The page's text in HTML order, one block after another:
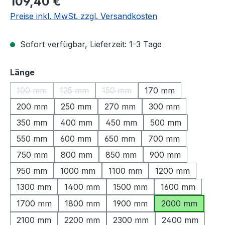
Preise inkl. MwSt. zzgl. Versandkosten
Sofort verfügbar, Lieferzeit: 1-3 Tage
Längeauswählen
100 mm
(Diese Option ist zurzeit nicht verfügbar.)
125 mm
(Diese Option ist zurzeit nicht verfügbar.)
150 mm
(Diese Option ist zurzeit nicht
170 mm
200 mm
250 mm 270 mm
300 mm
350 mm
400 mm 450 mm
500 mm
550 mm
600 mm 650 mm
700 mm
750 mm
800 mm 850 mm
900 mm
950 mm
1000 mm 1100 mm
1200 mm
1300 mm
1400 mm 1500 mm
1600 mm
1700 mm
1800 mm 1900 mm
2000 mm
2100 mm
2200 mm 2300 mm
2400 mm